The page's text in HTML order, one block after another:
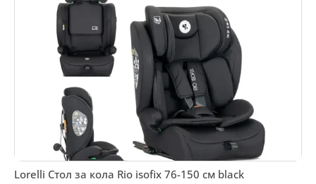
Lorelli Стол за кола Rio isofix 76-150 см black